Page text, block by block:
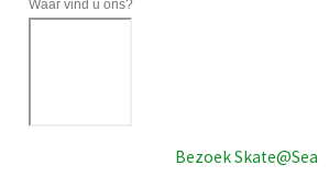
Waar vind u ons?
Bezoek Skate@Sea